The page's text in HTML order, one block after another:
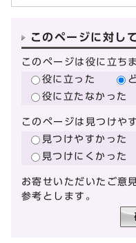
このページに対し
このページは役に立ち
役に立った
役に立たなかった
このページは見つけや
見つけやすかった
見つけにくかった
お寄せいただいたご意
参考とします。